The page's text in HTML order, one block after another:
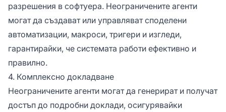
разрешения в софтуера. Неограничените агенти
могат да създават или управляват споделени
автоматизации, макроси, тригери и изгледи,
гарантирайки, че системата работи ефективно и
правилно.
4. Комплексно докладване
Неограничените агенти могат да генерират и получат
достъп до подробни доклади, осигурявайки